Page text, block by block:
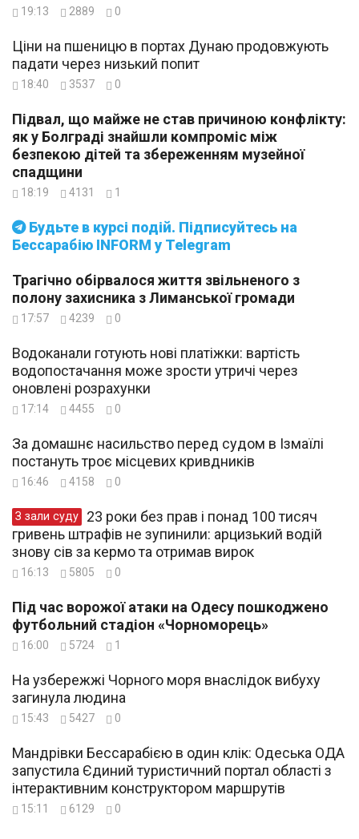
Будьте в курсі подій. Підписуйтесь на
Бессарабію INFORM у Telegram
19:13 2889 0
Ціни на пшеницю в портах Дунаю продовжують
падати через низький попит
18:40 3537 0
Підвал, що майже не став причиною конфлікту:
як у Болграді знайшли компроміс між
безпекою дітей та збереженням музейної
спадщини
18:19 4131 1
Трагічно обірвалося життя звільненого з
полону захисника з Лиманської громади
17:57 4239 0
Водоканали готують нові платіжки: вартість
водопостачання може зрости утричі через
оновлені розрахунки
17:14 4455 0
За домашнє насильство перед судом в Ізмаїлі
постануть троє місцевих кривдників
16:46 4158 0
З зали суду
гривень штрафів не зупинили: арцизький водій
знову сів за кермо та отримав вирок
16:13 5805 0
Під час ворожої атаки на Одесу пошкоджено
футбольний стадіон «Чорноморець»
16:00 5724 1
На узбережжі Чорного моря внаслідок вибуху
загинула людина
15:43 5427 0
Мандрівки Бессарабією в один клік: Одеська ОДА
запустила Єдиний туристичний портал області з
інтерактивним конструктором маршрутів
15:11 6129 0